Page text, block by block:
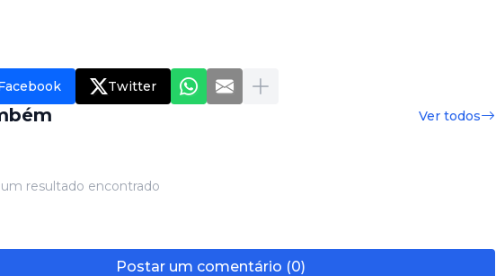
Twitter
Ver todos
resultado encontrado
Postar um comentário (0)